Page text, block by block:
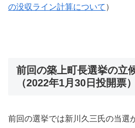
の没収ライン計算について ）
前回の築上町長選挙の立
（2022年1月30日投開票）
前回の選挙では新川久三氏の当選